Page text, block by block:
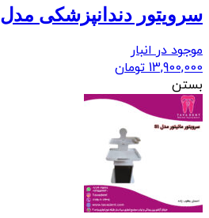
سرویتور دندانپزشکی مدل N2
موجود در انبار
13,900,000 تومان
بستن